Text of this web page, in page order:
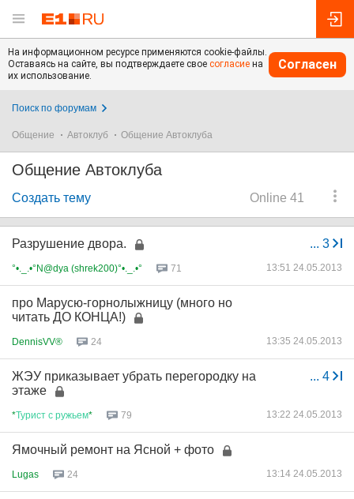
На информационном ресурсе применяются cookie-файлы.
Оставаясь на сайте, вы подтверждаете свое согласие на
их использование.
Согласен
Поиск по форумам
Общение Автоклуб Общение Автоклуба
Общение Автоклуба
Online 41
Создать тему
... 3
Разрушение двора.
°•._.•°N@dya (shrek200)°•._.•° 71 13:51 24.05.2013
про Марусю-горнолыжницу (много но
читать ДО КОНЦА!)
DennisVV® 24 13:35 24.05.2013
... 4
ЖЭУ приказывает убрать перегородку на
этаже
*Турист с ружьем* 79 13:22 24.05.2013
Ямочный ремонт на Ясной + фото
Lugas 24 13:14 24.05.2013